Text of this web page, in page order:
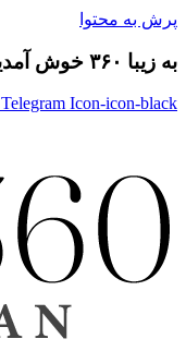
پرش به محتوا
به زیبا ۳۶۰ خوش آمدید
Telegram Icon-icon-black